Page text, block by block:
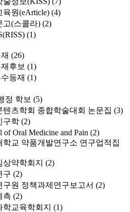
육원(eArticle) (4)
고(스콜라) (2)
(1)
(26)
후보 (1)
등재 (1)
정 학보 (5)
텐츠학회 종합학술대회 논문집 (3)
구학 (2)
of Oral Medicine and Pain (2)
학교 약품개발연구소 연구업적집
상약학회지 (2)
구 (2)
구원 정책과제연구보고서 (2)
측 (2)
학교육학회지 (1)